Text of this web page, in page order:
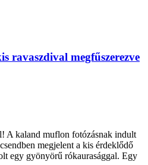
ravaszdival megfűszerezve
A kaland muflon fotózásnak indult
megjelent a kis érdeklődő
egy gyönyörű rókaurasággal. Egy